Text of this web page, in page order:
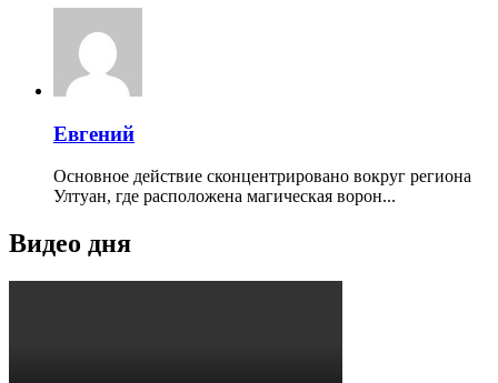
Евгений
Основное действие сконцентрировано вокруг региона
Ултуан, где расположена магическая ворон...
Видео дня